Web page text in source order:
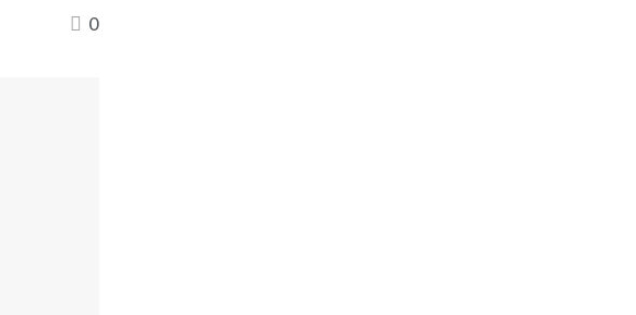
0